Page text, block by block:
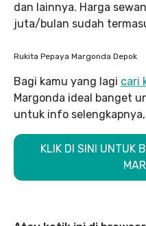
dan lainnya. Harga
juta/bulan sudah
Rukita Pepaya Margonda Depok
Bagi kamu yang lagi cari
Margonda ideal banget
untuk info
KLIK DI SINI UNTUK